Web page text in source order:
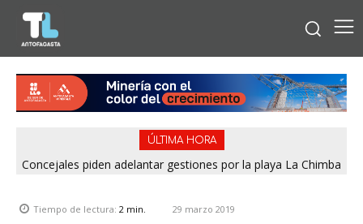
ÚLTIMA HORA
Concejales piden adelantar gestiones por la playa La Chimba
Tiempo de lectura: 2 min. 29 marzo 2019